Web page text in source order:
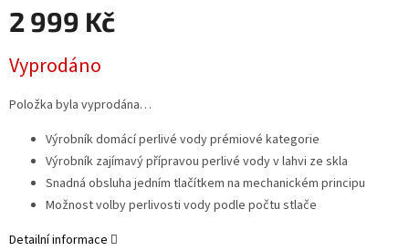
2 999 Kč
cena:
Vyprodáno
Položka byla vyprodána…
Výrobník domácí perlivé vody prémiové kategorie
Výrobník zajímavý přípravou perlivé vody v lahvi ze skla
Snadná obsluha jedním tlačítkem na mechanickém principu
Možnost volby perlivosti vody podle počtu stlače
Detailní informace